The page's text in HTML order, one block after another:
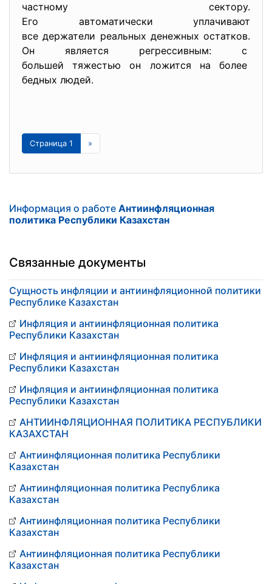
частному сектору.
Его автоматически уплачивают
все держатели реальных денежных остатков.
Он является регрессивным: с
большей тяжестью он ложится на более
бедных людей.
Страница 1 »
Информация о работе Антиинфляционная
политика Республики Казахстан
Связанные документы
Сущность инфляции и антиинфляционной политики
Республике Казахстан
Инфляция и антиинфляционная политика
Республики Казахстан
Инфляция и антиинфляционная политика
Республики Казахстан
Инфляция и антиинфляционная политика
Республики Казахстан
АНТИИНФЛЯЦИОННАЯ ПОЛИТИКА РЕСПУБЛИКИ
КАЗАХСТАН
Антиинфляционная политика Республики
Казахстан
Антиинфляционная политика Республика
Казахстан
Антиинфляционная политика Республики
Казахстан
Антиинфляционная политика Республики
Казахстан